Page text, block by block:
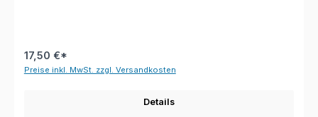
17,50 €*
Preise inkl. MwSt. zzgl. Versandkosten
Details